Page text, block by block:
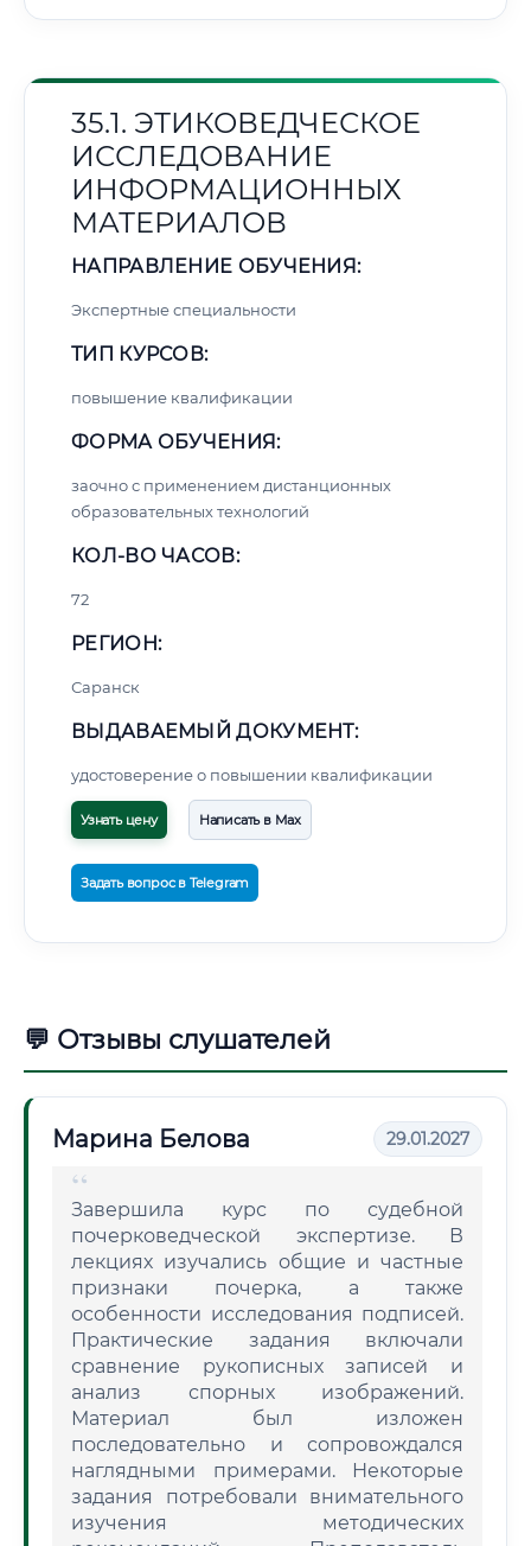
35.1. ЭТИКОВЕДЧЕСКОЕ
ИССЛЕДОВАНИЕ
ИНФОРМАЦИОННЫХ
МАТЕРИАЛОВ
НАПРАВЛЕНИЕ ОБУЧЕНИЯ:
Экспертные специальности
ТИП КУРСОВ:
повышение квалификации
ФОРМА ОБУЧЕНИЯ:
заочно с применением дистанционных
образовательных технологий
КОЛ-ВО ЧАСОВ:
72
РЕГИОН:
Саранск
ВЫДАВАЕМЫЙ ДОКУМЕНТ:
удостоверение о повышении квалификации
Узнать цену Написать в Max
Задать вопрос в Telegram
💬 Отзывы слушателей
Марина Белова 29.01.2027
Завершила курс по судебной
почерковедческой экспертизе. В
лекциях изучались общие и частные
признаки почерка, а также
особенности исследования подписей.
Практические задания включали
сравнение рукописных записей и
анализ спорных изображений.
Материал был изложен
последовательно и сопровождался
наглядными примерами. Некоторые
задания потребовали внимательного
изучения методических